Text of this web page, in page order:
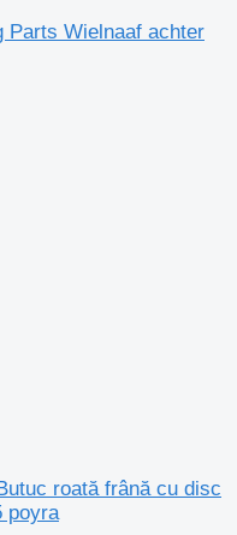
Parts Wielnaaf achter
roată frână cu disc
poyra